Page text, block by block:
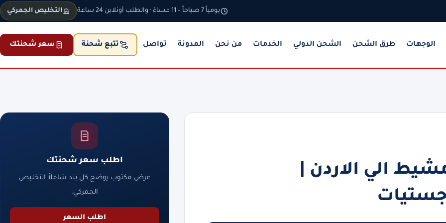
يومياً 7 صباحاً – 11 مساءً · والطلب أونلاين 24 ساعة التخليص الجمركي
الوجهات طرق الشحن الشحن الدولي الخدمات من نحن المدونة تواصل تتبع شحنة سعر شحنتك
الي الاردن |
اطلب سعر شحنتك
عرض مكتوب يوضح كل بند شاملاً التخليص
الجمركي.
اطلب السعر